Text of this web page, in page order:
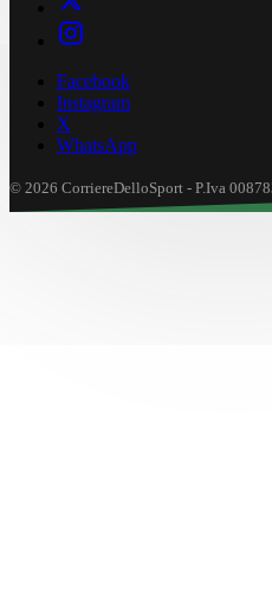
Facebook
Instagram
X
WhatsApp
© 2026 CorriereDelloSport - P.Iva